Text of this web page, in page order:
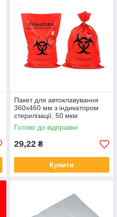
Пакет для автоклавування
360x460 мм з індикатором
стерилізації, 50 мкм
термостійкий до 134°C
(NWM-20)
Готово до відправки
29,22 ₴
Купити